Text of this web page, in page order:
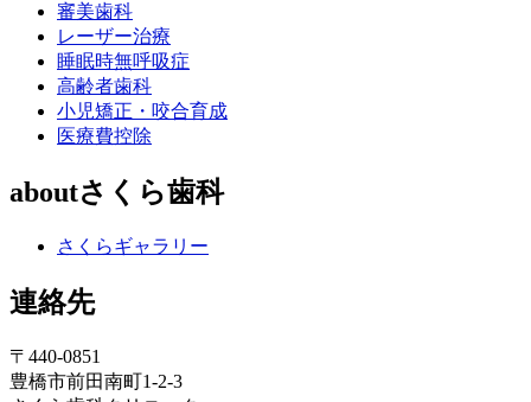
審美歯科
レーザー治療
睡眠時無呼吸症
高齢者歯科
小児矯正・咬合育成
医療費控除
aboutさくら歯科
さくらギャラリー
連絡先
〒440-0851
豊橋市前田南町1-2-3